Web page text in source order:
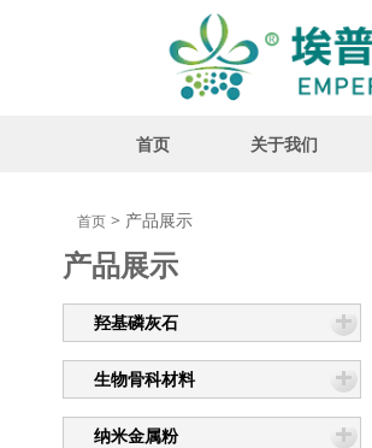
首页
羟基磷灰石
生物骨科材料
首页 关于我们
首页 > 产品展示
产品展示
羟基磷灰石
生物骨科材料
纳米金属粉